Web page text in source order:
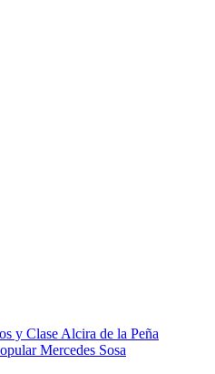
y Clase Alcira de la Peña
Mercedes Sosa